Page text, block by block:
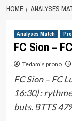
HOME ANALYSES
Analyses Match
FC Sion –
Tedam's prono
FC Sion – FC
16:30) :
buts. BTTS